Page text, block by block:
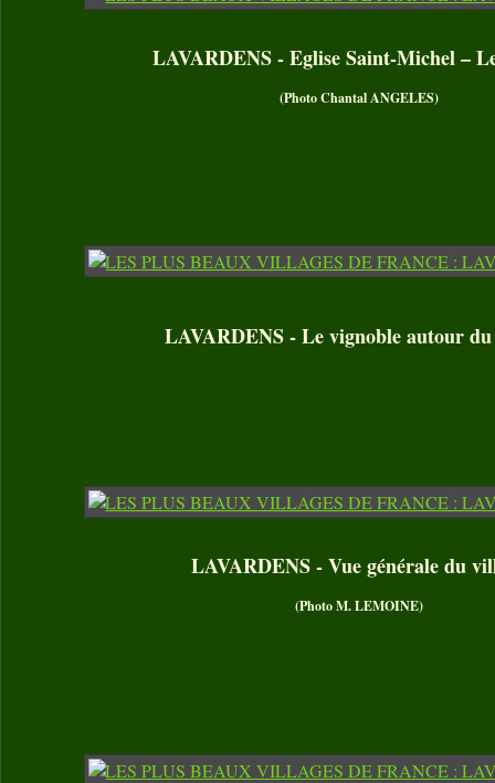
LAVARDENS - Eglise Saint-Michel –
(Photo Chantal ANGELES)
LAVARDENS - Le vignoble autour
LAVARDENS - Vue générale du
(Photo M. LEMOINE)